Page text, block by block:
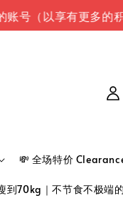
以享有更多的积分
💸 全场特价
到70kg｜不节食不极端